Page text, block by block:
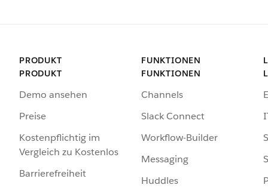
PRODUKT
PRODUKT
Demo ansehen
Preise
Kostenpflichtig im
Vergleich zu Kostenlos
Barrierefreiheit
FUNKTIONEN
FUNKTIONEN
Channels
Slack Connect
Workflow-Builder
Messaging
Huddles